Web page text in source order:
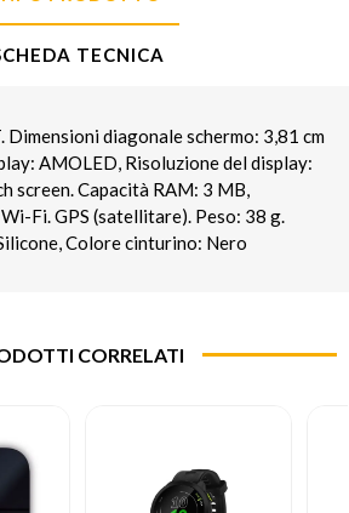
TECNICA
Dimensioni diagonale schermo: 3,81 cm
AMOLED, Risoluzione del display:
screen. Capacità RAM: 3 MB,
Fi. GPS (satellitare). Peso: 38 g.
Colore cinturino: Nero
CORRELATI